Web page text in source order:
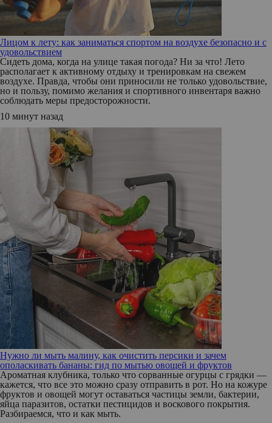
Лицом к лету: как заниматься спортом на воздухе безопасно и с
удовольствием
Сидеть дома, когда на улице такая погода? Ни за что! Лето
располагает к активному отдыху и тренировкам на свежем
воздухе. Правда, чтобы они приносили не только удовольствие,
но и пользу, помимо желания и спортивного инвентаря важно
соблюдать меры предосторожности.
10 минут назад
Нужно ли мыть малину, как очистить персики и зачем
ополаскивать бананы: гид по мытью овощей и фруктов
Ароматная клубника, только что сорванные огурцы с грядки —
кажется, что все это можно сразу отправить в рот. Но на кожуре
фруктов и овощей могут оставаться частицы земли, бактерии,
яйца паразитов, остатки пестицидов и воскового покрытия.
Разбираемся, что и как мыть.